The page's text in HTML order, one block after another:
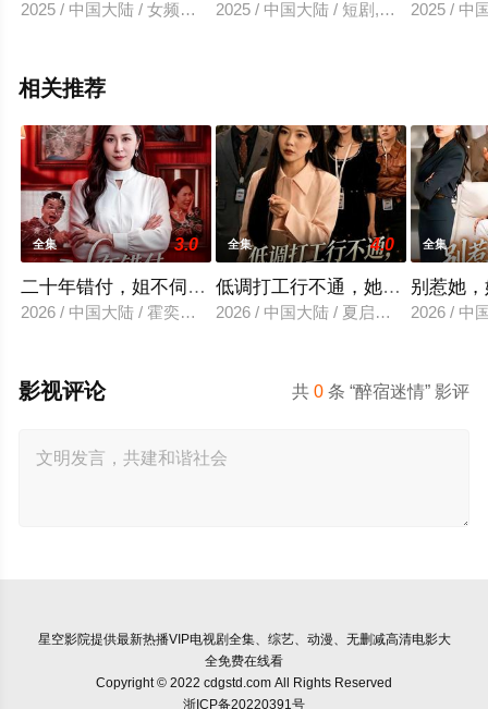
2025 / 中国大陆 / 女频恋爱 2025 / 中国大陆 / 短剧,擦边短2025 / 中
相关推荐
全集 3.0
二十年错付，姐不伺候了！
2026 / 中国大陆 / 霍奕燃＆王斌
全集 4.0
低调打工行不通，她反手掌局
2026 / 中国大陆 / 夏启恒＆吴炫汶
全集
别惹她
2026 / 中
共0 条 “醉宿迷情” 影评
影视评论
星空影院提供最新热播VIP电视剧全集、综艺、动漫、无删减高清电影大
全免费在线看
Copyright © 2022 cdgstd.com All Rights Reserved
浙ICP备20220391号